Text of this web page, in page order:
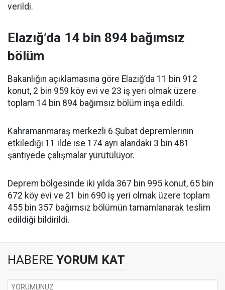
verildi.
Elazığ’da 14 bin 894 bağımsız
bölüm
Bakanlığın açıklamasına göre Elazığ’da 11 bin 912
konut, 2 bin 959 köy evi ve 23 iş yeri olmak üzere
toplam 14 bin 894 bağımsız bölüm inşa edildi.
Kahramanmaraş merkezli 6 Şubat depremlerinin
etkilediği 11 ilde ise 174 ayrı alandaki 3 bin 481
şantiyede çalışmalar yürütülüyor.
Deprem bölgesinde iki yılda 367 bin 995 konut, 65 bin
672 köy evi ve 21 bin 690 iş yeri olmak üzere toplam
455 bin 357 bağımsız bölümün tamamlanarak teslim
edildiği bildirildi.
HABERE YORUM KAT